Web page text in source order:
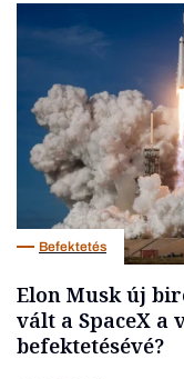
Befektetés
Elon Musk új
vált a SpaceX a
befektetésévé?